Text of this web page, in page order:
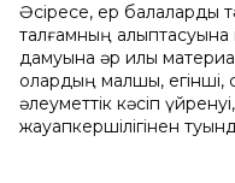
Әсіресе, ер балаларды
талғамның
дамуына әр қилы
олардың малшы, егінші,
әлеуметтік кәсіп
жауапкершілігінен